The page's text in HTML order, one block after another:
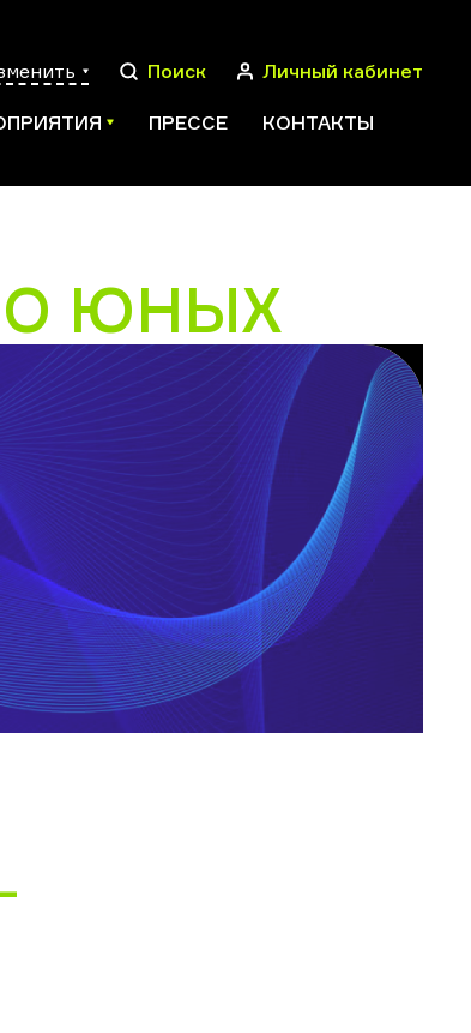
Поиск
ПОИСК
Личный кабинет
ПРЕССЕ КОНТАКТЫ
ЮНЫХ